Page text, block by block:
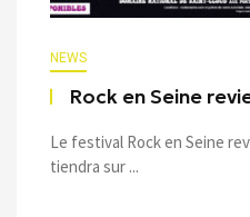
NEWS
Rock en Seine
Le festival Rock en Seine
tiendra sur ...